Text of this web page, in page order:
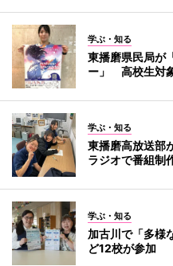
学ぶ・知る
東播磨県民局が
ー」 高校生対
学ぶ・知る
東播磨高放送
ラジオで番組制
学ぶ・知る
加古川で「多様
ど12校が参加